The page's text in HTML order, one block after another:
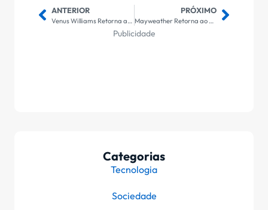
ANTERIOR
Venus Williams Retorna ao Torneio de Indian Wells: A Lenda do Tênis aos 45 Anos Desafia Novas Gerações
PRÓXIMO
Mayweather Retorna ao Ringue: Lenda do Boxe Promete Surpresas em Novo Desafio Profissional
Publicidade
Categorias
Tecnologia
Sociedade